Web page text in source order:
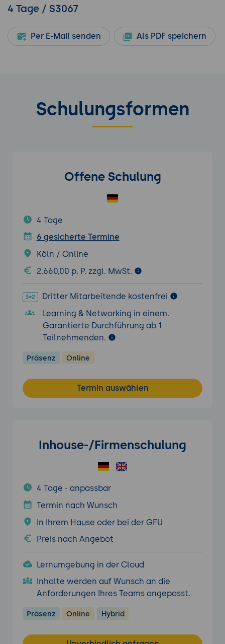
4 Tage / S3067
Per E-Mail senden Als PDF speichern
Schulungsformen
Offene Schulung
4 Tage
6 gesicherte Termine
Köln / Online
2.660,00 p. P. zzgl. MwSt.
Dritter Mitarbeitende kostenfrei
Learning & Networking in einem.
Garantierte Durchführung ab 1
Teilnehmenden.
Präsenz Online
Termin auswählen
Inhouse-/Firmenschulung
4 Tage - anpassbar
Termin nach Wunsch
In Ihrem Hause oder bei der GFU
Preis nach Angebot
Lernumgebung in der Cloud
Inhalte werden auf Wunsch an die
Anforderungen Ihres Teams angepasst.
Präsenz Online Hybrid